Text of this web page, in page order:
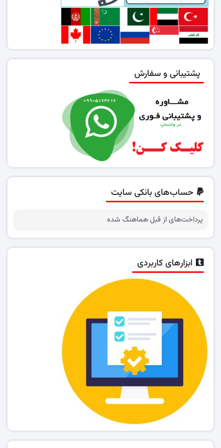
پشتیبانی و سفارش
حساب‌های بانکی سایت
پرداخت‌های از قبل هماهنگ شده
ابزارهای کاربردی